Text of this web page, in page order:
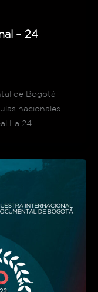
– 24
de Bogotá
nacionales
La 24